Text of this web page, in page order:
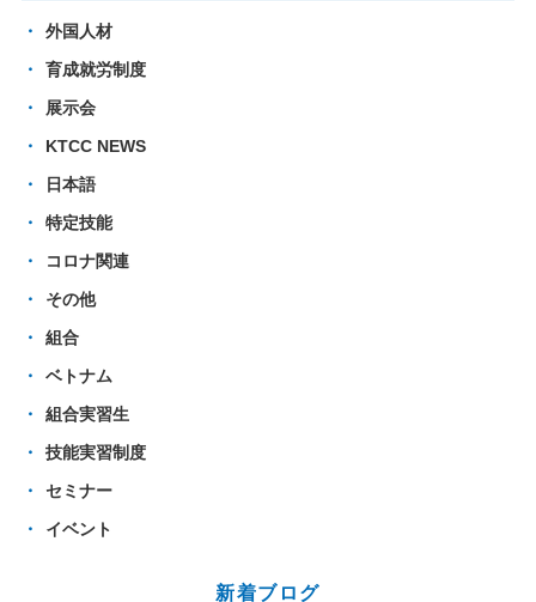
外国人材
育成就労制度
展示会
KTCC NEWS
日本語
特定技能
コロナ関連
その他
組合
ベトナム
組合実習生
技能実習制度
セミナー
イベント
新着ブログ